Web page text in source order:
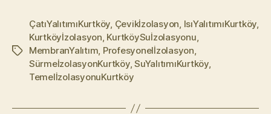
Etiketler
ÇatıYalıtımıKurtköy, Çevikİzolasyon, IsıYalıtımıKurtköy,
Kurtköyİzolasyon, KurtköySuİzolasyonu,
MembranYalıtım, Profesyonelİzolasyon,
SürmeİzolasyonKurtköy,SuYalıtımıKurtköy,
TemelİzolasyonuKurtköy